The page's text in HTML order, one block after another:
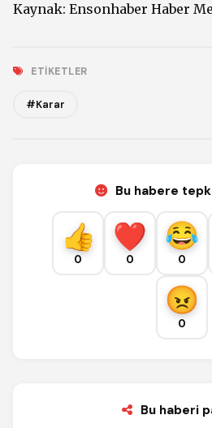
Kaynak: Ensonhaber Haber
ETIKETLER
#Karar
Bu habere
0 0 0
0
Bu haberi